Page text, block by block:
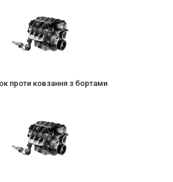
проти ковзання з бортами